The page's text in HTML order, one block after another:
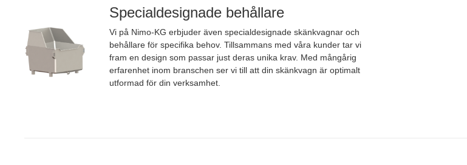
Specialdesignade behållare
Vi på Nimo-KG erbjuder även specialdesignade skänkvagnar och
behållare för specifika behov. Tillsammans med våra kunder tar vi
fram en design som passar just deras unika krav. Med mångårig
erfarenhet inom branschen ser vi till att din skänkvagn är optimalt
utformad för din verksamhet.